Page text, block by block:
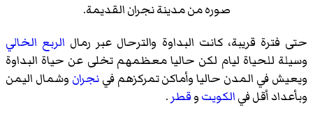
صوره من مدينة نجران القديمة.
حتى فترة قريبة، كانت البداوة والترحال عبر رمال الربع الخالي
وسيلة للحياة ليام لكن حاليا معظمهم تخلى عن حياة البداوة
ويعيش في المدن حاليا وأماكن تمركزهم فينجران وشمال اليمن
وبأعداد أقل فيالكويتوقطر.